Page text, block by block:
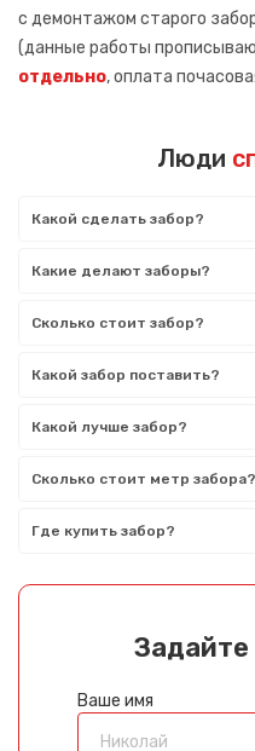
с демонтажом старого
(данные работы
отдельно, оплата
Люди
Какой сделать забор?
Какие делают заборы?
Сколько стоит забор?
Какой забор поставить?
Какой лучше забор?
Сколько стоит метр забора?
Где купить забор?
Ваше имя